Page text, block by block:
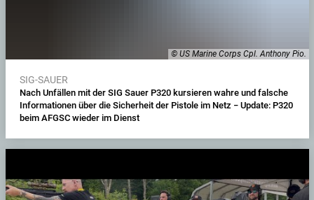
© US Marine Corps Cpl. Anthony Pio.
SIG-SAUER
Nach Unfällen mit der SIG Sauer P320 kursieren wahre und falsche
Informationen über die Sicherheit der Pistole im Netz − Update: P320
beim AFGSC wieder im Dienst